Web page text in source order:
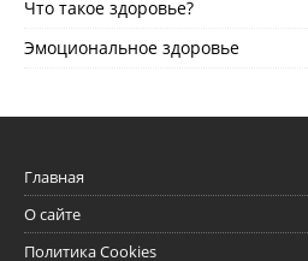
Что такое здоровье?
Эмоциональное здоровье
Главная
О сайте
Политика Cookies